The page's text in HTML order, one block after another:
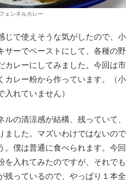
フェンネルカレー
じで使えそうな気がしたので、小
サーでペーストにして、各種の野
カレーにしてみました。今回は市
カレー粉から作っています。（小
れていません）
の清涼感が結構、残っていて、
ました。マズいわけではないので
。僕は普通に食べられます。今回
を入れてみたのですが、それでも
残っているので、やっぱり１本全